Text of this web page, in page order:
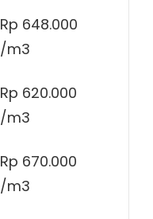
Rp 648.000
/m3
Rp 620.000
/m3
Rp 670.000
/m3